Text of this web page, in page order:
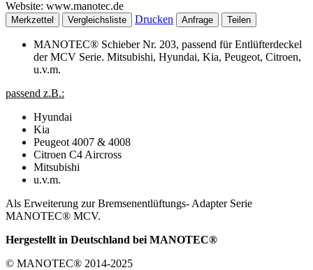
Website: www.manotec.de
Merkzettel Vergleichsliste Drucken Anfrage Teilen
MANOTEC® Schieber Nr. 203, passend für Entlüfterdeckel
der MCV Serie. Mitsubishi, Hyundai, Kia, Peugeot, Citroen,
u.v.m.
passend z.B.:
Hyundai
Kia
Peugeot 4007 & 4008
Citroen C4 Aircross
Mitsubishi
u.v.m.
Als Erweiterung zur Bremsenentlüftungs- Adapter Serie
MANOTEC® MCV.
Hergestellt in Deutschland bei MANOTEC®
© MANOTEC® 2014-2025